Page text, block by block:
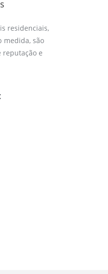
residenciais,
medida, são
reputação e